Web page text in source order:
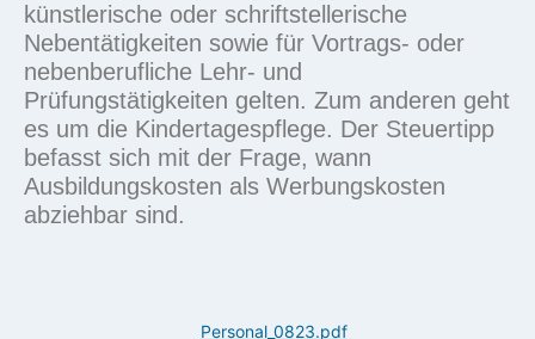
künstlerische oder schriftstellerische
Nebentätigkeiten sowie für Vortrags- oder
nebenberufliche Lehr- und
Prüfungstätigkeiten gelten. Zum anderen geht
es um die Kindertagespflege. Der Steuertipp
befasst sich mit der Frage, wann
Ausbildungskosten als Werbungskosten
abziehbar sind.
Personal_0823.pdf